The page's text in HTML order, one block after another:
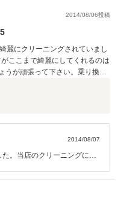
2014/08/06投稿
5
麗にクリーニングされていまし
ここまで綺麗にしてくれるのは
うが頑張って下さい。乗り換え
2014/08/07
。当店のクリーニングにお
、なんでも相談に乗ります